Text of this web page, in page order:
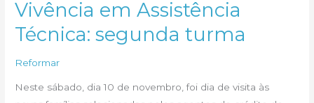
contratos
prestação
Vivência em Assistência
Técnica: segunda turma
Reformar
Neste sábado, dia 10 de novembro, foi dia de visita às